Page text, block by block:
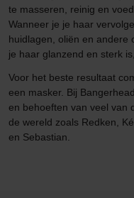
te masseren, reinig en
Wanneer je je haar
huidlagen, oliën en andere
je haar glanzend en sterk
Voor het beste resultaat
een masker. Bij
en behoeften van veel van
de wereld zoals Redken,
en Sebastian.